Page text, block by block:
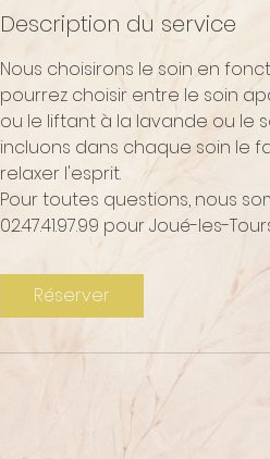
Description du service
Nous choisirons le soin en
pourrez choisir entre le soin
ou le liftant à la lavande ou le
incluons dans chaque soin le
relaxer l'esprit.
Pour toutes questions, nous
02.47.41.97.99 pour Joué-les-
Réserver